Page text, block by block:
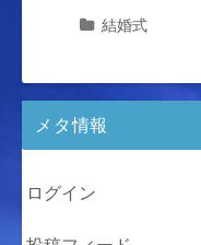
結婚式
メタ情報
ログイン